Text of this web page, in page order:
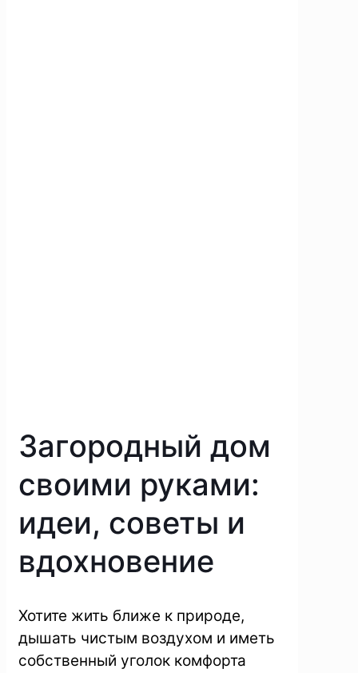
Загородный дом
своими руками:
идеи, советы и
вдохновение
Хотите жить ближе к природе,
дышать чистым воздухом и иметь
собственный уголок комфорта